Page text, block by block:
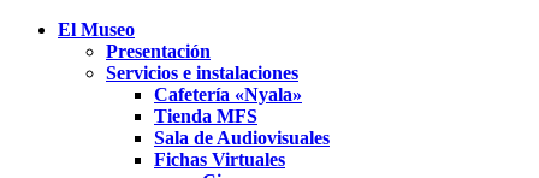
El Museo
Presentación
Servicios e instalaciones
Cafetería «Nyala»
Tienda MFS
Sala de Audiovisuales
Fichas Virtuales